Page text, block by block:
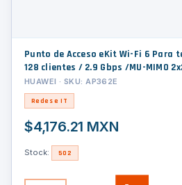
Punto de Acceso eKit Wi-Fi 6 Para
128 clientes / 2.9 Gbps /MU-MIMO
Smart Antenna 20% más de
licenciamiento
HUAWEI · SKU: AP362E
Redes e IT
$4,176.21 MXN
Stock: 502